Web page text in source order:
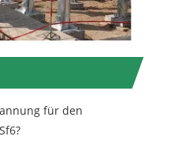
für den